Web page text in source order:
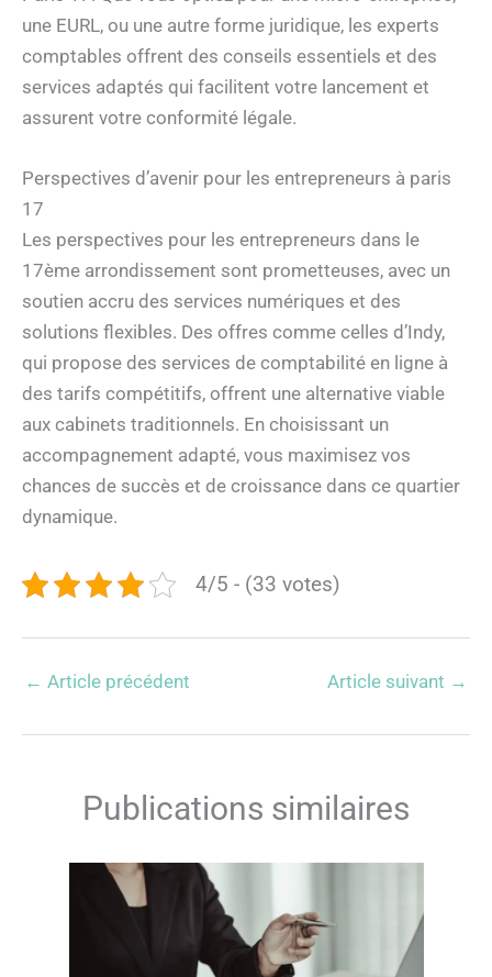
une EURL, ou une autre forme juridique, les experts
comptables offrent des conseils essentiels et des
services adaptés qui facilitent votre lancement et
assurent votre conformité légale.
Perspectives d’avenir pour les entrepreneurs à paris
17
Les perspectives pour les entrepreneurs dans le
17ème arrondissement sont prometteuses, avec un
soutien accru des services numériques et des
solutions flexibles. Des offres comme celles d’Indy,
qui propose des services de comptabilité en ligne à
des tarifs compétitifs, offrent une alternative viable
aux cabinets traditionnels. En choisissant un
accompagnement adapté, vous maximisez vos
chances de succès et de croissance dans ce quartier
dynamique.
4/5 - (33 votes)
← Article précédent Article suivant →
Publications similaires